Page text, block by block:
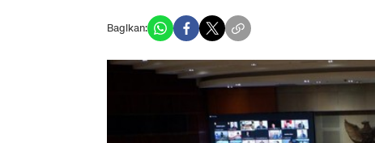
Bagikan: